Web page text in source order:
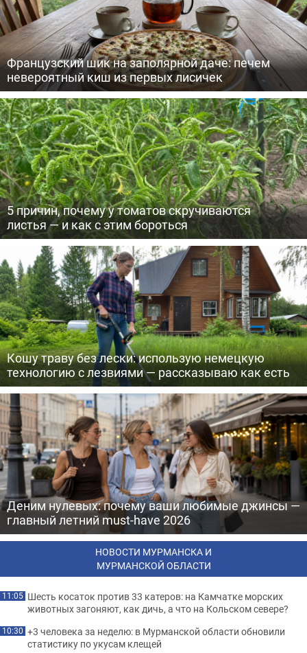
Французский шик на заполярной даче: печем
невероятный киш из первых лисичек
5 причин, почему у томатов скручиваются
листья — и как с этим бороться
Кошу траву без лески: использую немецкую
технологию с лезвиями — рассказываю как есть
Деним нулевых: почему ваши любимые джинсы —
главный летний must-have 2026
НОВОСТИ МУРМАНСКА И
МУРМАНСКОЙ ОБЛАСТИ
11:05 Шесть косаток против 33 катеров: на Камчатке морских
животных загоняют, как дичь, а что на Кольском севере?
10:30 +3 человека за неделю: в Мурманской области обновили
статистику по укусам клещей